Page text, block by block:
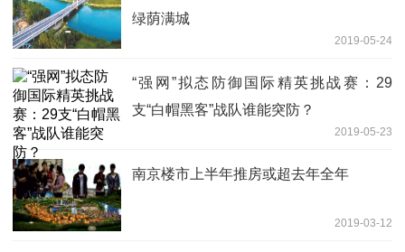
绿荫满城
2019-05-24
“强网”拟态防御国际精英挑战赛：29
支“白帽黑客”战队谁能突防？
2019-05-23
南京楼市上半年推房或超去年全年
2019-03-12